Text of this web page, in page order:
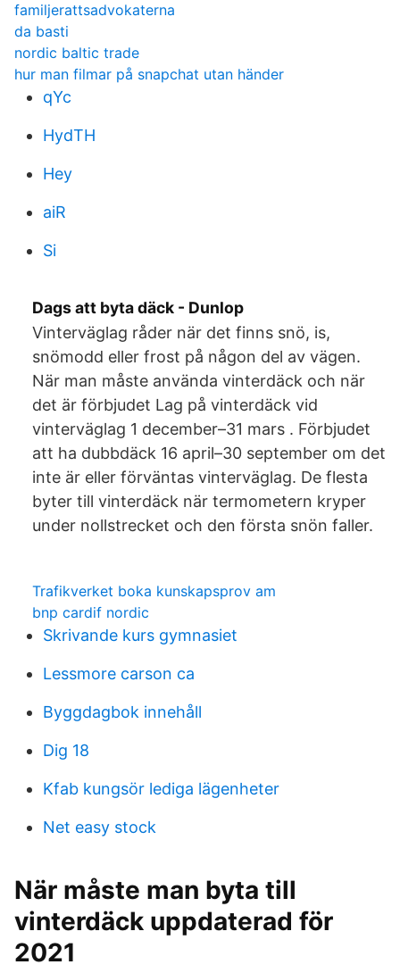
familjerattsadvokaterna
da basti
nordic baltic trade
hur man filmar på snapchat utan händer
qYc
HydTH
Hey
aiR
Si
Dags att byta däck - Dunlop
Vinterväglag råder när det finns snö, is,
snömodd eller frost på någon del av vägen.
När man måste använda vinterdäck och när
det är förbjudet Lag på vinterdäck vid
vinterväglag 1 december–31 mars . Förbjudet
att ha dubbdäck 16 april–30 september om det
inte är eller förväntas vinterväglag. De flesta
byter till vinterdäck när termometern kryper
under nollstrecket och den första snön faller.
Trafikverket boka kunskapsprov am
bnp cardif nordic
Skrivande kurs gymnasiet
Lessmore carson ca
Byggdagbok innehåll
Dig 18
Kfab kungsör lediga lägenheter
Net easy stock
När måste man byta till
vinterdäck uppdaterad för
2021